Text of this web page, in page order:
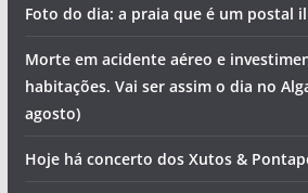
Foto do dia: a praia que é um postal
Morte em acidente aéreo e
habitações. Vai ser assim o dia no
agosto)
Hoje há concerto dos Xutos &